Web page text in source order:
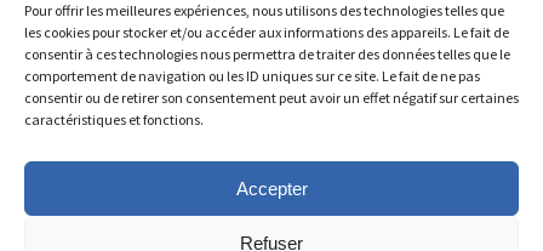
Pour offrir les meilleures expériences, nous utilisons des technologies telles que
les cookies pour stocker et/ou accéder aux informations des appareils. Le fait de
consentir à ces technologies nous permettra de traiter des données telles que le
comportement de navigation ou les ID uniques sur ce site. Le fait de ne pas
consentir ou de retirer son consentement peut avoir un effet négatif sur certaines
caractéristiques et fonctions.
Accepter
Refuser
secretariat@lamennais.org
protectionenfance@lamennais.org